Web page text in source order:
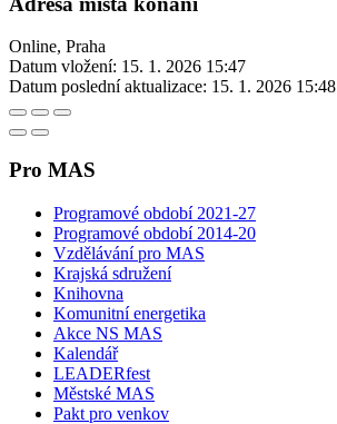
Online, Praha
Datum vložení: 15. 1. 2026 15:47
Datum poslední aktualizace: 15. 1. 2026 15:48
Pro MAS
Programové období 2021-27
Programové období 2014-20
Vzdělávání pro MAS
Krajská sdružení
Knihovna
Komunitní energetika
Akce NS MAS
Kalendář
LEADERfest
Městské MAS
Pakt pro venkov